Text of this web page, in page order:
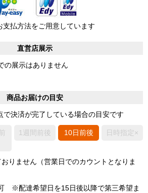
支払方法をご用意しています
直営店展示
の展示はありません
商品お届けの目安
決済が完了している場合の目安です
1週間前後 10日前後 日時指定×
りません（営業日でのカウントとなりま
※配達希望日を15日後以降で第三希望ま